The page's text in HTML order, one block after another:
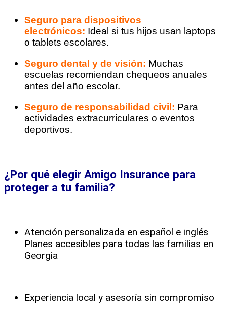
Seguro para dispositivos
electrónicos: Ideal si tus hijos usan laptops
o tablets escolares.
Seguro dental y de visión: Muchas
escuelas recomiendan chequeos anuales
antes del año escolar.
Seguro de responsabilidad civil: Para
actividades extracurriculares o eventos
deportivos.
¿Por qué elegir Amigo Insurance para
proteger a tu familia?
Atención personalizada en español e inglés
Planes accesibles para todas las familias en
Georgia
Experiencia local y asesoría sin compromiso